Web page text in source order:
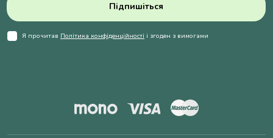
Підпишіться
Я прочитав Політика конфіденційності і згоден з вимогами